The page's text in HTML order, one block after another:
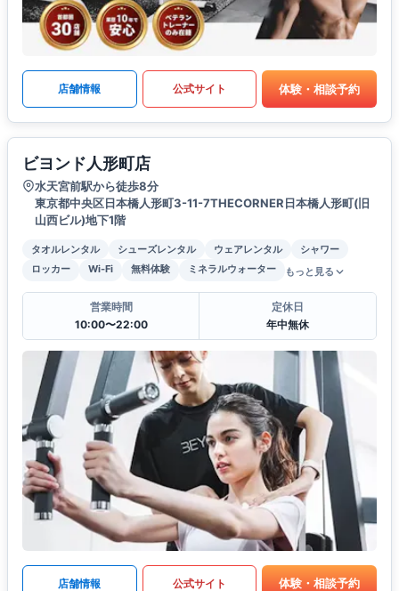
店舗情報 公式サイト 体験・相談予約
ビヨンド人形町店
水天宮前駅から徒歩8分
東京都中央区日本橋人形町3-11-7THECORNER日本橋人形町(旧
山西ビル)地下1階
タオルレンタル シューズレンタル ウェアレンタル
シャワー
ロッカー
Wi-Fi 無料体験 ミネラルウォーター もっと見る
営業時間
10:00〜22:00
定休日
年中無休
店舗情報 公式サイト 体験・相談予約